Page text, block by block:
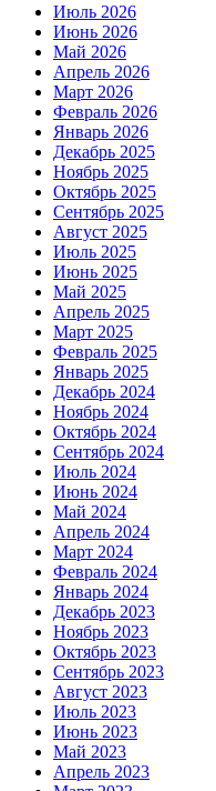
Июль 2026
Июнь 2026
Май 2026
Апрель 2026
Март 2026
Февраль 2026
Январь 2026
Декабрь 2025
Ноябрь 2025
Октябрь 2025
Сентябрь 2025
Август 2025
Июль 2025
Июнь 2025
Май 2025
Апрель 2025
Март 2025
Февраль 2025
Январь 2025
Декабрь 2024
Ноябрь 2024
Октябрь 2024
Сентябрь 2024
Июль 2024
Июнь 2024
Май 2024
Апрель 2024
Март 2024
Февраль 2024
Январь 2024
Декабрь 2023
Ноябрь 2023
Октябрь 2023
Сентябрь 2023
Август 2023
Июль 2023
Июнь 2023
Май 2023
Апрель 2023